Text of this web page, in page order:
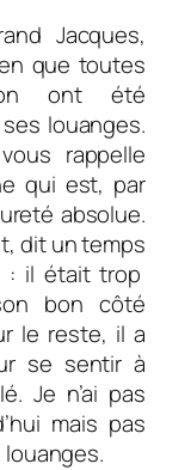
Jacques,
que toutes
ont été
louanges.
rappelle
qui est, par
absolue.
dit un temps
: il était trop
bon côté
le reste, il a
se sentir à
Je n’ai pas
mais pas